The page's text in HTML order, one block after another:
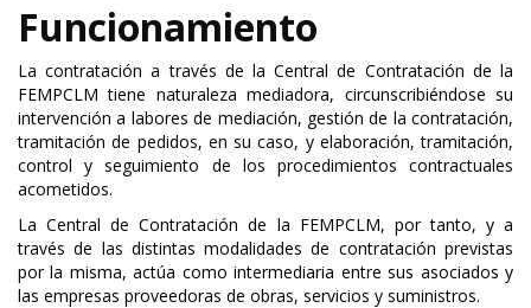
Funcionamiento
La contratación a través de la Central de Contratación de la
FEMPCLM tiene naturaleza mediadora, circunscribiéndose su
intervención a labores de mediación, gestión de la contratación,
tramitación de pedidos, en su caso, y elaboración, tramitación,
control y seguimiento de los procedimientos contractuales
acometidos.
La Central de Contratación de la FEMPCLM, por tanto, y a
través de las distintas modalidades de contratación previstas
por la misma, actúa como intermediaria entre sus asociados y
las empresas proveedoras de obras, servicios y suministros.